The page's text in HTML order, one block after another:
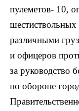
пулеметов- 10,
различными
и офицеров
за руководство
по обороне